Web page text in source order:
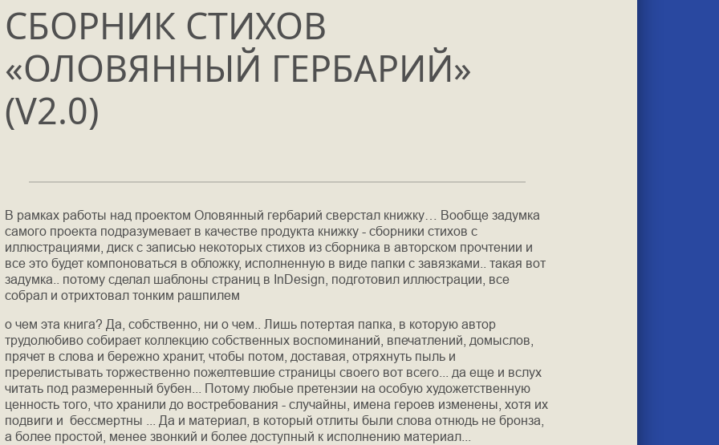
СБОРНИК СТИХОВ
«ОЛОВЯННЫЙ ГЕРБАРИЙ»
(V2.0)
В рамках работы над проектом Оловянный гербарий сверстал книжку… Вообще задумка
самого проекта подразумевает в качестве продукта книжку - сборники стихов с
иллюстрациями, диск с записью некоторых стихов из сборника в авторском прочтении и
все это будет компоноваться в обложку, исполненную в виде папки с завязками.. такая вот
задумка.. потому сделал шаблоны страниц в InDesign , подготовил иллюстрации, все
собрал и отрихтовал тонким рашпилем
о чем эта книга? Да, собственно, ни о чем.. Лишь потертая папка, в которую автор
трудолюбиво собирает коллекцию собственных воспоминаний, впечатлений, домыслов,
прячет в слова и бережно хранит, чтобы потом, доставая, отряхнуть пыль и
пререлистывать торжественно пожелтевшие страницы своего вот всего... да еще и вслух
читать под размеренный бубен... Потому любые претензии на особую художетственную
ценность того, что хранили до востребования - случайны, имена героев изменены, хотя их
подвиги и бессмертны ... Да и материал, в который отлиты были слова отнюдь не бронза,
а более простой, менее звонкий и более доступный к исполнению материал...